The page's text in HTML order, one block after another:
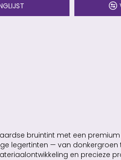
bruintint met een
legertinten — van
en precieze